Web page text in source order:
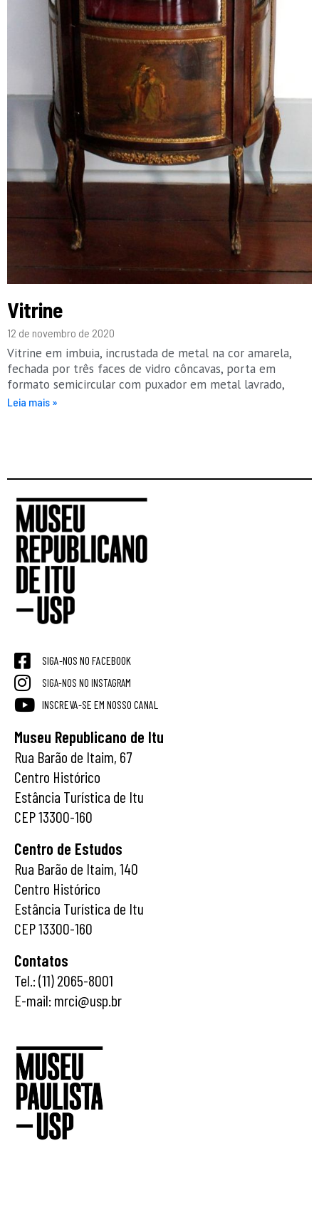
Vitrine
12 de novembro de 2020
Vitrine em imbuia, incrustada de metal na cor amarela,
fechada por três faces de vidro côncavas, porta em
formato semicircular com puxador em metal lavrado,
Leia mais »
SIGA-NOS NO FACEBOOK
SIGA-NOS NO INSTAGRAM
INSCREVA-SE EM NOSSO CANAL
Museu Republicano de Itu
Rua Barão de Itaim, 67
Centro Histórico
Estância Turística de Itu
CEP 13300-160
Centro de Estudos
Rua Barão de Itaim, 140
Centro Histórico
Estância Turística de Itu
CEP 13300-160
Contatos
Tel.: (11) 2065-8001
E-mail: mrci@usp.br